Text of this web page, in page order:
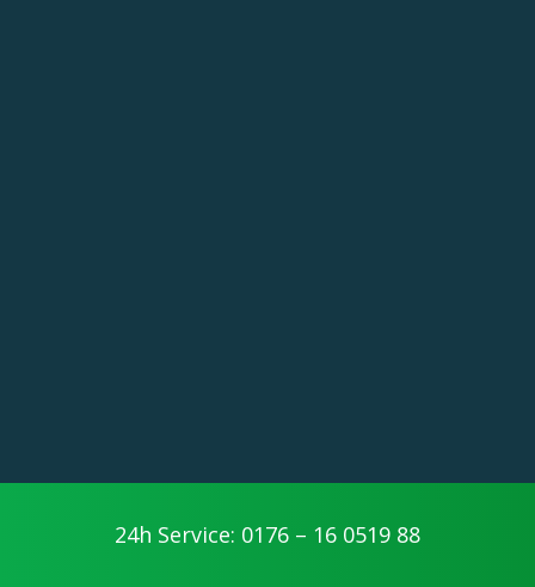
24h Service: 0176 – 16 0519 88